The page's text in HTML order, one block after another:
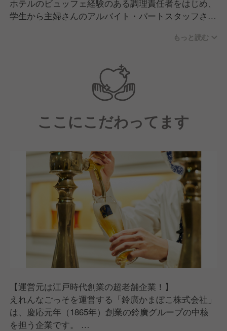
ホテルのビュッフェ経験のある調理責任者をはじめ、
学生から主婦さんのアルバイト・パートスタッフさん
しかし、決して馴れ合いなだけではなく、チームワー
クを大切にしながら、お客様に喜んでいただくために
真摯に仕事と向き合ってくれています。
【求める人物像】
■伝統を大切にしながら新しいことへの挑戦を楽しめ
■固定概念にとらわれずに柔軟に物事を考えられる方
■食を通じて人と社会の役に立ちたいという想いを持
っている方
■チームワークを大切にしながら、自ら考え行動でき
もっと読む
ここにこだわってます
【運営元は江戸時代創業の超老舗企業！】
えれんなごっそを運営する「鈴廣かまぼこ株式会社」
は、慶応元年（1865年）創業の鈴廣グループの中核
を担う企業です。